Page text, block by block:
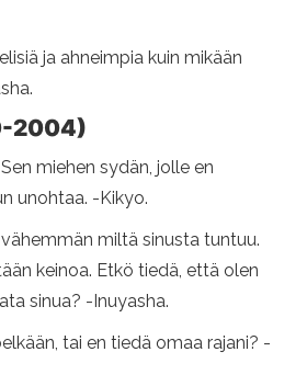
ja ahneimpia kuin mikään
2004)
miehen sydän, jolle en
unohtaa. -Kikyo.
miltä sinusta tuntuu.
keinoa. Etkö tiedä, että olen
sinua? -Inuyasha.
tai en tiedä omaa rajani? -